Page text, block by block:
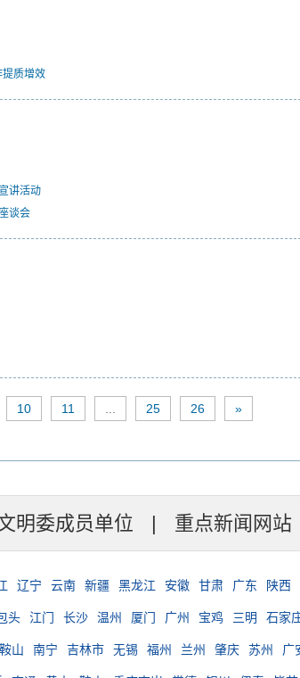
质增效
讲活动
谈会
10 11 25 26 »
明委成员单位 | 重点新闻网站
辽宁 云南 新疆 黑龙江 安徽 甘肃 广东 陕西
头 江门 长沙 温州 厦门 广州 宝鸡 三明 石家
山 南宁 吉林市 无锡 福州 兰州 肇庆 苏州 广